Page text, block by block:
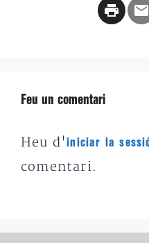
Feu un comentari
Heu d'iniciar la
comentari.